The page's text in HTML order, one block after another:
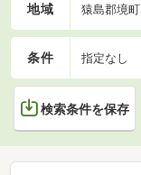
地域 猿島郡境町
条件 指定なし
検索条件を保存